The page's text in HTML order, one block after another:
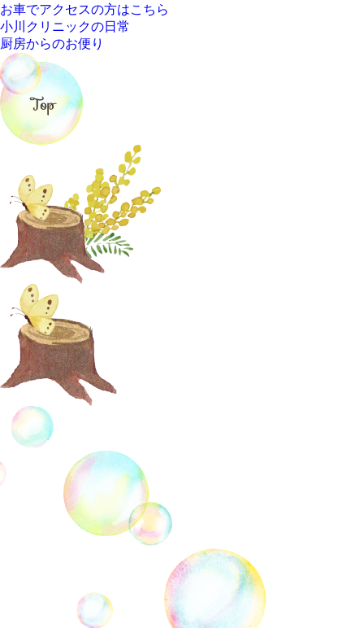
お車でアクセスの方はこちら
小川クリニックの日常
厨房からのお便り